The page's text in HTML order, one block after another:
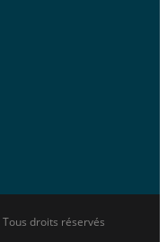
droits réservés